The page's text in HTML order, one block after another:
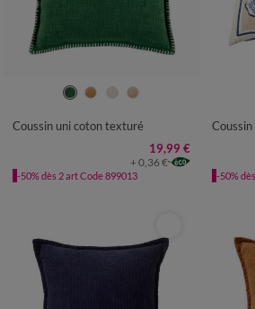
Coussin uni coton texturé
19,99 €
+ 0,36 €
-50% dès 2 art Code 899013 -50%